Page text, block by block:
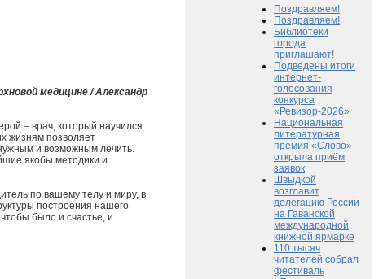
медицине / Александр
– врач, который научился
жизням позволяет
и возможным лечить.
якобы методики и
по вашему телу и миру, в
построения нашего
было и счастье, и
Поздравляем!
Поздравляем!
Библиотеки
города
приглашают!
Подведены итоги
интернет-
голосования
конкурса
«Ревизор-2026»
Национальная
литературная
премия «Слово»
открыла приём
заявок
Швыдкой
возглавит
делегацию России
на Гаванской
международной
книжной ярмарке
110 тысяч
читателей собрал
фестиваль